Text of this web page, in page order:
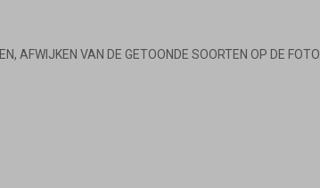
AFWIJKEN VAN DE GETOONDE SOORTEN OP DE FOTO.